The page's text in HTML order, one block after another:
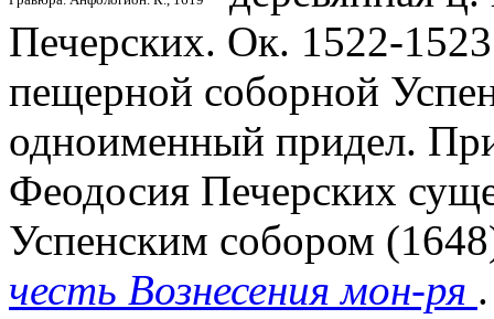
Печерских. Ок. 1522-
пещерной соборной
одноименный придел.
Феодосия Печерских
Успенским собором
честь Вознесения мон-ря